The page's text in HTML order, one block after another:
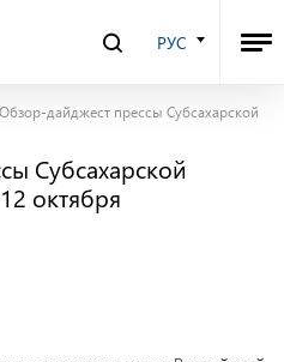
РУС
Обзор-дайджест прессы Субсахарской
Субсахарской
октября